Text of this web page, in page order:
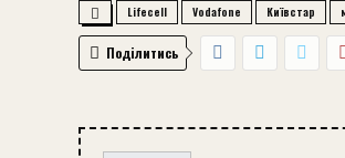
Lifecell Vodafone Київстар
Поділитись